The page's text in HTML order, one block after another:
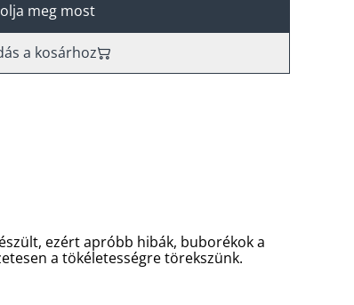
meg most
a kosárhoz
ezért apróbb hibák, buborékok a
a tökéletességre törekszünk.